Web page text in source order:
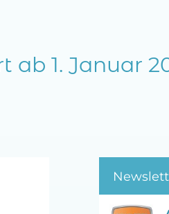
ab 1. Januar